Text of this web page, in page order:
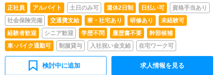
正社員 アルバイト 土日のみ可 週休2日制 日払い可
資格手当あり
社会保険完備
交通費支給 寮・社宅あり 研修あり
未経験可
経験者歓迎
シニア歓迎 学歴不問 履歴書不要
幹部候補
車･バイク通勤可
制服貸与 入社祝い金支給 在宅ワーク可
検討中に追加 求人情報を見る